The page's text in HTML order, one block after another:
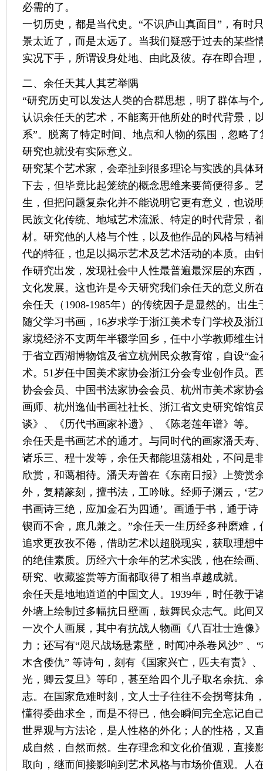
必需的了。
一切历史，都是当代史。“不识庐山真面目”，有时
景太近了，而是太远了。当我们疑惑于过去的某些
实况下手，所谓设身处地、由此及彼。存在即合理
二、余任天其人其艺举隅
“研究历史可以发达人类的合群思想，明了群体与个
认识余任天的艺术，不能离开他所处的时代背景，
系”。脱离了特定时间、地点和人物的氛围，忽略
研究也就没有实际意义。
研究某个艺术家，会牵扯到很多理论与实践的具体
下去，但毕竟比起笼统的概念思维来要简便得多。
生，但把问题复杂化并不能说明它更有意义，也说
民族文化传统、地域艺术流派、特定的时代背景，
材。研究他的人格与个性，以及他作品的风格与精
代的特征，也足以揭示艺术及艺术活动的本质。由
作研究出发，发现社会中人性最普遍最深层的东西
文化发展。这也许是今天研究我们余任天的意义所
余任天（1908-1985年）的传统因子是显然的。出
随父学习书画，16岁求学于浙江美术专门学校及浙
家境经济不支两年半辍学回乡，任中小学教师维生
于省立西湖博物馆及省立杭州民众教育馆，自设“
术。51岁任中国美术家协会浙江分会专业创作员。
协会会员、中国书法家协会会员、杭州市美术家协
画师、杭州逸仙书画社社长、浙江省文史研究馆馆
谈》、《历代书画家补遗》、《陈老莲年谱》等。
余任天是书画艺术的通才。与同时代的画家潘天寿
诸乐三、程十发等，余任天都能坦荡相处，不问是
欣赏，和蔼相待。潘天寿曾在《东南日报》上赞赏
外，复精篆刻，擅书法，工吟咏。经师子渊云，‘
书画诗三绝，应加金石为四通’。画通于书，通于
锲而不舍，庶几兼之。”余任天一生历经多种磨难
追求更孜孜不倦，借助艺术以超脱现实，获取理想
的绝佳素质。历经六十余年的艺术实践，他在绘画
研究、收藏鉴赏等方面都取得了相当卓越成就。
余任天是地地道道的中国文人。1939年，时任教于
外墙上绘制过多幅抗日壁画，鼓舞民众志气。此间
一次个人画展，其中有抗战人物画《八百壮士造像
力；还写有“咫尺战场悬素壁，时闻冲杀卷风沙” 、
木含倭仇” 等诗句，刻有《国家兴亡，匹夫有责》
光，卿云复旦》等印，甚至给四个儿子取名余抗、
志。在国家危难时刻，文人士子往往不会拐弯抹角
懂得委曲求全，而是不得已，他会瞬间完全忘记自
世界观与方法论，是人性格的外化；人的性格，又
成自然，自然而然。生存理念和文化价值观，直接
取向，继而间接影响到艺术风格与市场价值观。人